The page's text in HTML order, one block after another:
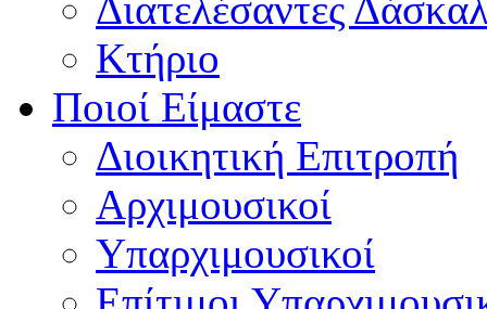
Κτήριο
Ποιοί Είμαστε
Διοικητική Επιτροπή
Aρχιμουσικοί
Υπαρχιμουσικοί